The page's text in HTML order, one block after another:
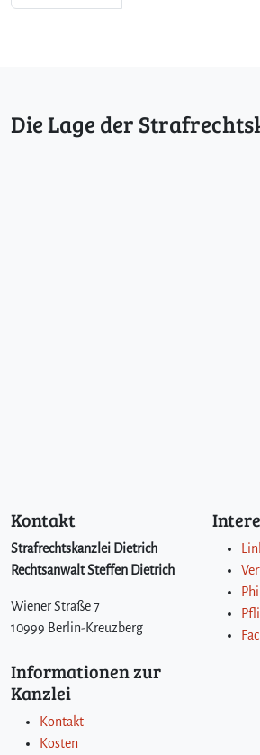
Die Lage der
Kontakt
Strafrechtskanzlei Dietrich
Rechtsanwalt Steffen Dietrich
Wiener Straße 7
10999 Berlin-Kreuzberg
Informationen zur
Kanzlei
Kontakt
Kosten